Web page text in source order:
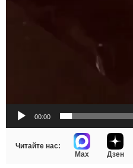
00:00
Читайте нас:
Max
Дзен